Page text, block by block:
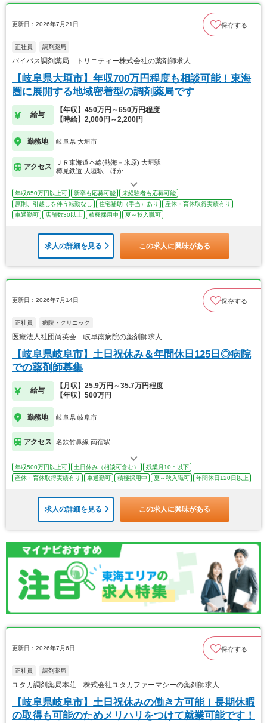
更新日：2026年7月21日 保存する
正社員 調剤薬局
バイパス調剤薬局 トリニティー株式会社の薬剤師求人
【岐阜県大垣市】年収700万円程度も相談可能！東海
圏に展開する地域密着型の調剤薬局です
給与
【年収】450万円～650万円程度
【時給】2,000円～2,200円
勤務地 岐阜県 大垣市
アクセス
ＪＲ東海道本線(熱海－米原) 大垣駅
樽見鉄道 大垣駅…ほか
年収650万円以上可 新卒も応募可能
未経験者も応募可能
原則、引越しを伴う転勤なし
住宅補助（手当）あり
産休・育休取得実績有り
車通勤可
店舗数30以上 積極採用中 夏～秋入職可
求人の詳細を見る この求人に興味がある
更新日：2026年7月14日 保存する
正社員 病院・クリニック
医療法人社団尚英会 岐阜南病院の薬剤師求人
【岐阜県岐阜市】土日祝休み＆年間休日125日◎病院
での薬剤師募集
給与
【月収】25.9万円～35.7万円程度
【年収】500万円
勤務地 岐阜県 岐阜市
アクセス 名鉄竹鼻線 南宿駅
年収500万円以上可 土日休み（相談可含む）
残業月10ｈ以下
産休・育休取得実績有り
車通勤可 積極採用中 夏～秋入職可 年間休日120日以上
求人の詳細を見る この求人に興味がある
更新日：2026年7月6日 保存する
正社員 調剤薬局
ユタカ調剤薬局本荘 株式会社ユタカファーマシーの薬剤師求人
【岐阜県岐阜市】土日祝休みの働き方可能！長期休暇
の取得も可能のためメリハリをつけて就業可能です！